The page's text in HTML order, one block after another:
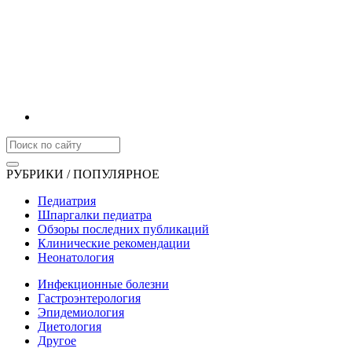
РУБРИКИ / ПОПУЛЯРНОЕ
Педиатрия
Шпаргалки педиатра
Обзоры последних публикаций
Клинические рекомендации
Неонатология
Инфекционные болезни
Гастроэнтерология
Эпидемиология
Диетология
Другое